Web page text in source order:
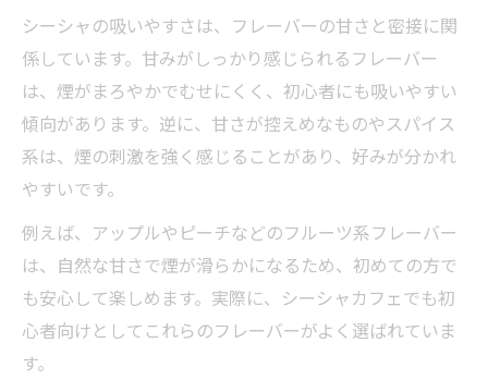
シーシャの吸いやすさは、フレーバーの甘さと密接に関
係しています。甘みがしっかり感じられるフレーバー
は、煙がまろやかでむせにくく、初心者にも吸いやすい
傾向があります。逆に、甘さが控えめなものやスパイス
系は、煙の刺激を強く感じることがあり、好みが分かれ
やすいです。
例えば、アップルやピーチなどのフルーツ系フレーバー
は、自然な甘さで煙が滑らかになるため、初めての方で
も安心して楽しめます。実際に、シーシャカフェでも初
心者向けとしてこれらのフレーバーがよく選ばれていま
す。